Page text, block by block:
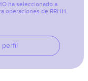
ha seleccionado a
operaciones de RRHH.
perfil